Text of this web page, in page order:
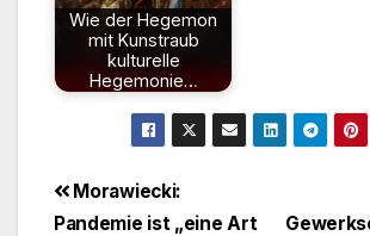
Wie der Hegemon
mit Kunstraub
kulturelle
Hegemonie…
Morawiecki:
Pandemie ist „eine Art